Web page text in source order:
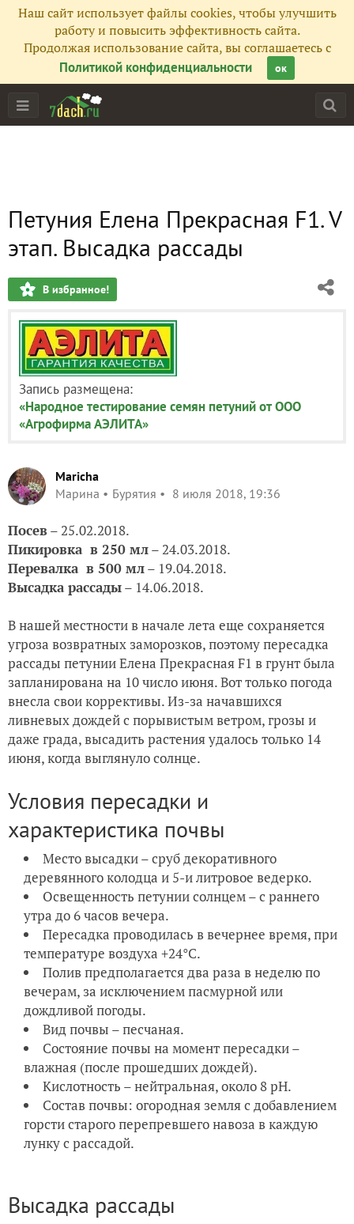
Наш сайт использует файлы cookies, чтобы улучшить
работу и повысить эффективность сайта.
Продолжая использование сайта, вы соглашаетесь с
Политикой конфиденциальности
ок
Петуния Елена Прекрасная F1. V
этап. Высадка рассады
В избранное!
Запись размещена:
«Народное тестирование семян петуний от ООО
«Агрофирма АЭЛИТА»
Maricha
Марина
Бурятия 8 июля 2018, 19:36
Посев – 25.02.2018.
Пикировка в 250 мл– 24.03.2018.
Перевалка в 500 мл– 19.04.2018.
Высадка рассады– 14.06.2018.
В нашей местности в начале лета еще сохраняется
угроза возвратных заморозков, поэтому пересадка
рассады петунии Елена Прекрасная F1 в грунт была
запланирована на 10 число июня. Вот только погода
внесла свои коррективы. Из-за начавшихся
ливневых дождей с порывистым ветром, грозы и
даже града, высадить растения удалось только 14
июня, когда выглянуло солнце.
Условия пересадки и
характеристика почвы
Место высадки – сруб декоративного
деревянного колодца и 5-и литровое ведерко.
Освещенность петунии солнцем – с раннего
утра до 6 часов вечера.
Пересадка проводилась в вечернее время, при
температуре воздуха +24°С.
Полив предполагается два раза в неделю по
вечерам, за исключением пасмурной или
дождливой погоды.
Вид почвы – песчаная.
Состояние почвы на момент пересадки –
влажная (после прошедших дождей).
Кислотность – нейтральная, около 8 рН.
Состав почвы: огородная земля с добавлением
горсти старого перепревшего навоза в каждую
лунку с рассадой.
Высадка рассады